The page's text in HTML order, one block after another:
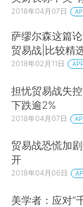
2018年04月07日
萨缪尔森这篇
贸易战|比较精
2018年02月11日
担忧贸易战失
下跌逾2%
2018年04月07日
贸易战恐慌加
开
2018年04月06日
美学者：应对“